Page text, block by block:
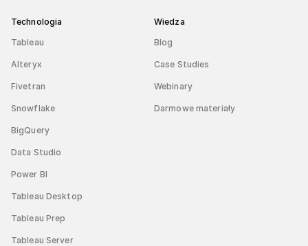
Technologia
Tableau
Alteryx
Fivetran
Snowflake
BigQuery
Data Studio
Power BI
Tableau Desktop
Tableau Prep
Tableau Server
Wiedza
Blog
Case Studies
Webinary
Darmowe materiały